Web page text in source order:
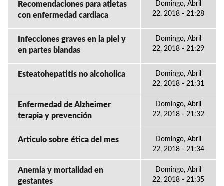
Recomendaciones para atletas
con enfermedad cardiaca
Domingo, Abril
22, 2018 - 21:28
Infecciones graves en la piel y
en partes blandas
Domingo, Abril
22, 2018 - 21:29
Esteatohepatitis no alcoholica
Domingo, Abril
22, 2018 - 21:31
Enfermedad de Alzheimer
terapia y prevención
Domingo, Abril
22, 2018 - 21:32
Articulo sobre ética del mes
Domingo, Abril
22, 2018 - 21:34
Anemia y mortalidad en
gestantes
Domingo, Abril
22, 2018 - 21:35